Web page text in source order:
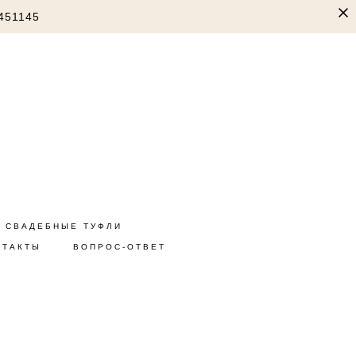
СВАДЕБНЫЕ ТУФЛИ
ВОПРОС-ОТВЕТ